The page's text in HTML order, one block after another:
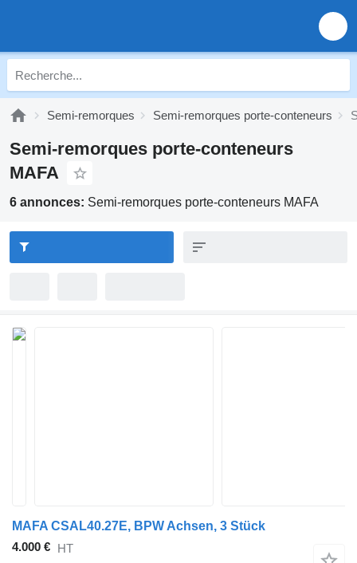
Semi-remorques Semi-remorques porte-conteneurs
Semi-remorques porte-conteneurs
MAFA
6 annonces: Semi-remorques porte-conteneurs MAFA
MAFA CSAL40.27E, BPW Achsen, 3 Stück
4.000 € HT